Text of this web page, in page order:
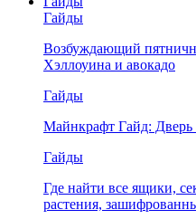
Гайды
Возбуждающий
Хэллоуина и авокадо
Гайды
Майнкрафт Гайд:
Гайды
Где найти все ящики,
растения,